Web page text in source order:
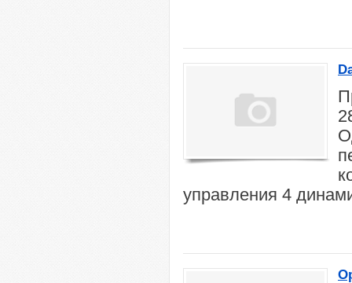
управления 4